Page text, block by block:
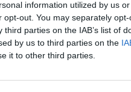
information utilized by us
out. You may separately
parties on the IAB’s list of
by us to third parties on the
it to other third parties.
című német lapnak
Ukrajnának több
fegyverek, drónok, gránátok